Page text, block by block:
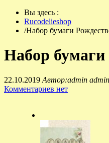
Вы здесь :
Rucodelieshop
/Набор бумаги
Набор бумаги
22.10.2019 Автор:admin admin
Комментариев нет